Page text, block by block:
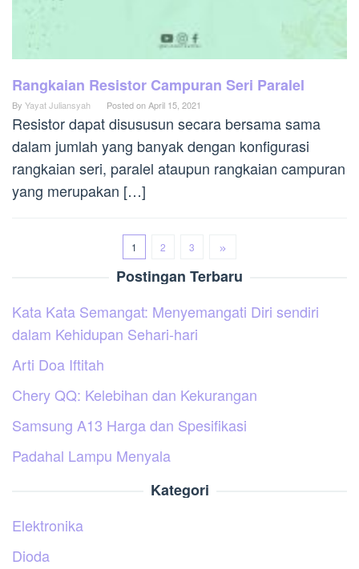
Rangkaian Resistor Campuran Seri Paralel
By Yayat Juliansyah Posted onApril 15, 2021
Resistor dapat disususun secara bersama sama
dalam jumlah yang banyak dengan konfigurasi
rangkaian seri, paralel ataupun rangkaian campuran
yang merupakan […]
1 2 3
Postingan Terbaru
Kata Kata Semangat: Menyemangati Diri sendiri
dalam Kehidupan Sehari-hari
Arti Doa Iftitah
Chery QQ: Kelebihan dan Kekurangan
Samsung A13 Harga dan Spesifikasi
Padahal Lampu Menyala
Kategori
Elektronika
Dioda